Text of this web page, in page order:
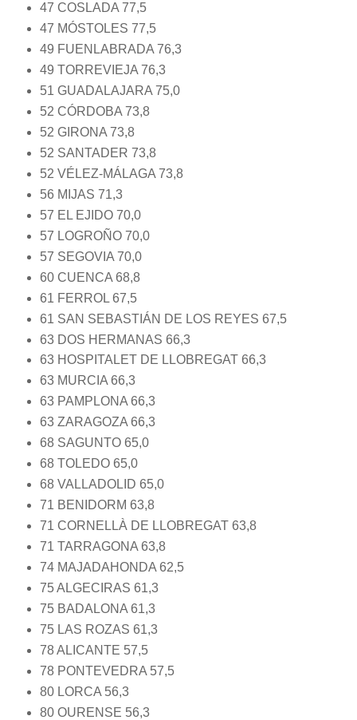
47 COSLADA 77,5
47 MÓSTOLES 77,5
49 FUENLABRADA 76,3
49 TORREVIEJA 76,3
51 GUADALAJARA 75,0
52 CÓRDOBA 73,8
52 GIRONA 73,8
52 SANTADER 73,8
52 VÉLEZ-MÁLAGA 73,8
56 MIJAS 71,3
57 EL EJIDO 70,0
57 LOGROÑO 70,0
57 SEGOVIA 70,0
60 CUENCA 68,8
61 FERROL 67,5
61 SAN SEBASTIÁN DE LOS REYES 67,5
63 DOS HERMANAS 66,3
63 HOSPITALET DE LLOBREGAT 66,3
63 MURCIA 66,3
63 PAMPLONA 66,3
63 ZARAGOZA 66,3
68 SAGUNTO 65,0
68 TOLEDO 65,0
68 VALLADOLID 65,0
71 BENIDORM 63,8
71 CORNELLÀ DE LLOBREGAT 63,8
71 TARRAGONA 63,8
74 MAJADAHONDA 62,5
75 ALGECIRAS 61,3
75 BADALONA 61,3
75 LAS ROZAS 61,3
78 ALICANTE 57,5
78 PONTEVEDRA 57,5
80 LORCA 56,3
80 OURENSE 56,3